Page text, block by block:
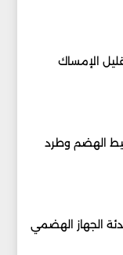
الإمساك
الهضم وطرد
الجهاز الهضمي